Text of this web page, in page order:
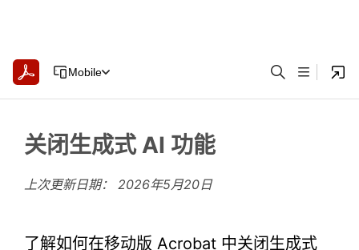
Mobile
关闭生成式 AI 功能
上次更新日期： 2026年5月20日
了解如何在移动版 Acrobat 中关闭生成式